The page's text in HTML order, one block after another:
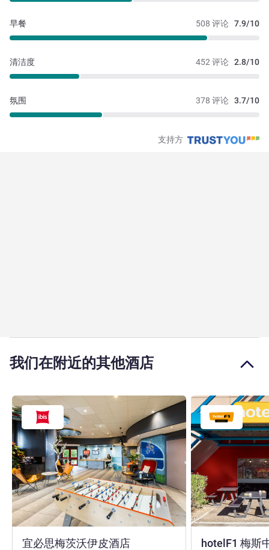
508 评论 7.9/10
早餐
452 评论 2.8/10
清洁度
378 评论 3.7/10
氛围
支持方
我们在附近的其他酒店
宜必思梅茨沃伊皮酒店 hotelF1 梅斯